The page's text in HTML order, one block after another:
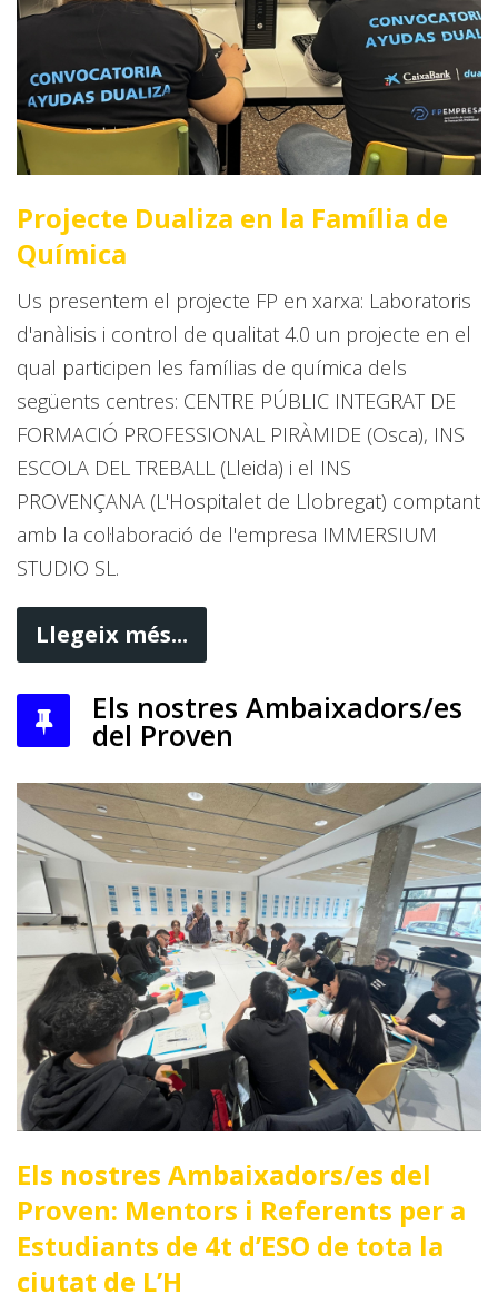
Projecte Dualiza en la Família de
Química
Us presentem el projecte FP en xarxa: Laboratoris
d'anàlisis i control de qualitat 4.0 un projecte en el
qual participen les famílias de química dels
següents centres: CENTRE PÚBLIC INTEGRAT DE
FORMACIÓ PROFESSIONAL PIRÀMIDE (Osca), INS
ESCOLA DEL TREBALL (Lleida) i el INS
PROVENÇANA (L'Hospitalet de Llobregat) comptant
amb la col·laboració de l'empresa IMMERSIUM
STUDIO SL.
Llegeix més...
Els nostres Ambaixadors/es
del Proven
Els nostres Ambaixadors/es del
Proven: Mentors i Referents per a
Estudiants de 4t d’ESO de tota la
ciutat de L’H